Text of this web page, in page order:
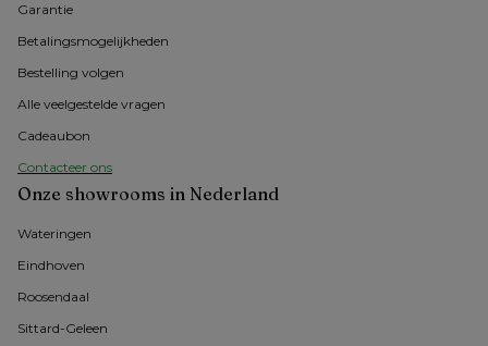
Garantie
Betalingsmogelijkheden
Bestelling volgen
Alle veelgestelde vragen
Cadeaubon
Contacteer ons
Onze showrooms in Nederland
Wateringen
Eindhoven
Roosendaal
Sittard-Geleen